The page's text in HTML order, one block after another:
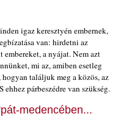
igaz keresztyén embernek,
van: hirdetni az
a nyájat. Nem azt
mi az, amiben esetleg
találjuk meg a közös, az
párbeszédre van szükség.
medencében...